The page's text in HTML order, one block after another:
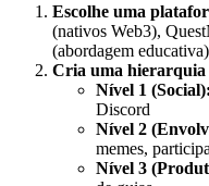
Escolhe uma
(nativos Web3),
(abordagem
Cria uma hierarquia
Nível 1 (Social):
Discord
Nível 2
memes,
Nível 3